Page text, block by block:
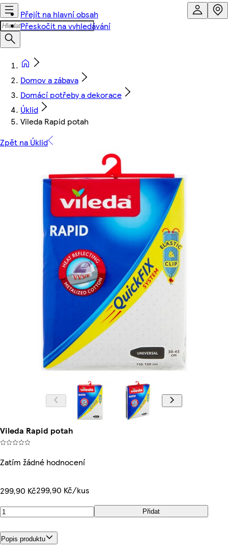
Přejít na hlavní obsah
Přeskočit na vyhledávání
Domov a zábava
Domácí potřeby a dekorace
Úklid
Vileda Rapid potah
Zpět na Úklid
Vileda Rapid potah
Zatím žádné hodnocení
299,90 Kč299,90 Kč/kus
Přidat
Popis produktu